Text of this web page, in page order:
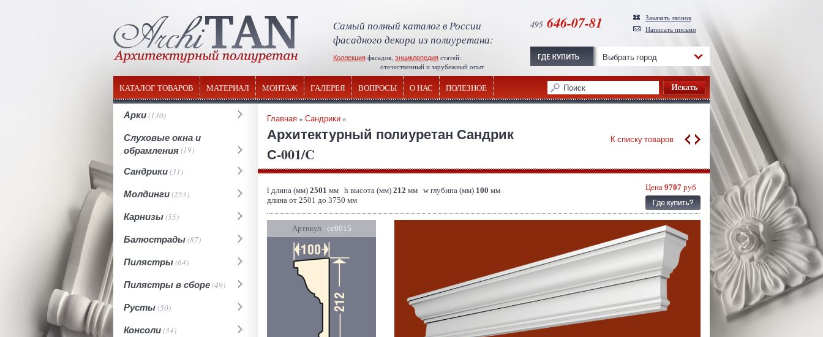
Самый полный каталог в России
фасадного декора из полиуретана:
Коллекция фасадов, энциклопедия статей:
отечественный и зарубежный опыт
495 646-07-81
Заказать звонок
Написать письмо
Выбрать город
КАТАЛОГ ТОВАРОВ МАТЕРИАЛ МОНТАЖ ГАЛЕРЕЯ ВОПРОСЫ О НАС ПОЛЕЗНОЕ
Арки(130)
Слуховые окна и
обрамления(19)
Сандрики(31)
Молдинги(253)
Карнизы(55)
Балюстрады(87)
Пилястры(64)
Пилястры в сборе(49)
Русты(50)
Консоли(34)
Главная» Сандрики»
Архитектурный полиуретан Сандрик
С-001/C
К списку товаров
l длина (мм) 2501 мм h высота (мм) 212 мм w глубина (мм) 100 мм
длина от 2501 до 3750 мм
Цена 9707 руб
Артикул- сс0015